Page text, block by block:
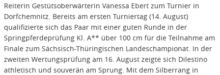
Reiterin Gestütsoberwärterin Vanessa Ebert zum Turnier in
Dorfchemnitz. Bereits am ersten Turniertag (14. August)
qualifizierte sich das Paar mit einer guten Runde in der
Springpferdeprüfung Kl. A** über 100 cm für die Teilnahme am
Finale zum Sächsisch-Thüringischen Landeschampionat. In der
zweiten Wertungsprüfung am 16. August zeigte sich Dilestino
athletisch und souverän am Sprung. Mit dem Silberrang in